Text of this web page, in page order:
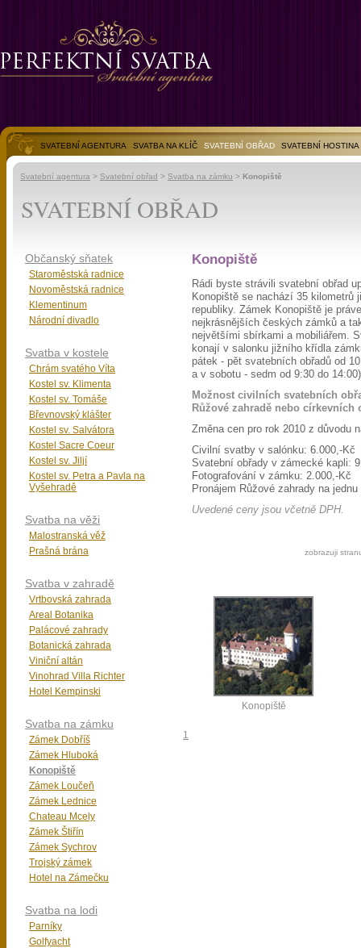
SVATEBNÍ AGENTURA SVATBA NA KLÍČ SVATEBNÍ OBŘAD
SVATEBNÍ HOSTINA
SVATEBNÍ FOTOGALERIE
Svatební agentura > Svatební obřad > Svatba na zámku > Konopiště
SVATEBNÍ OBŘAD
Konopiště
Rádi byste strávili svatební obřad
Konopiště se nachází 35 kilometrů
republiky. Zámek Konopiště je
nejkrásnějších českých zámků a
největšími sbírkami a mobiliářem.
konají v salonku jižního křídla
pátek - pět svatebních obřadů od
a v sobotu - sedm od 9:30 do
Možnost civilních svatebních
Růžové zahradě nebo církevních
Změna cen pro rok 2010 z důvodu
Civilní svatby v salónku: 6.000,-Kč
Svatební obřady v zámecké kapli:
Fotografování v zámku: 2.000,-Kč
Pronájem Růžové zahrady na
Uvedené ceny jsou včetně DPH.
zobrazuji
Konopiště
1
Občanský sňatek
Staroměstská radnice
Novoměstská radnice
Klementinum
Národní divadlo
Svatba v kostele
Chrám svatého Víta
Kostel sv. Klimenta
Kostel sv. Tomáše
Břevnovský klášter
Kostel sv. Salvátora
Kostel Sacre Coeur
Kostel sv. Jiljí
Kostel sv. Petra a Pavla na
Vyšehradě
Svatba na věži
Malostranská věž
Prašná brána
Svatba v zahradě
Vrtbovská zahrada
Areal Botanika
Palácové zahrady
Botanická zahrada
Viniční altán
Vinohrad Villa Richter
Hotel Kempinski
Svatba na zámku
Zámek Dobříš
Zámek Hluboká
Konopiště
Zámek Loučeň
Zámek Lednice
Chateau Mcely
Zámek Štiřín
Zámek Sychrov
Trojský zámek
Hotel na Zámečku
Svatba na lodi
Parníky
Golfyacht